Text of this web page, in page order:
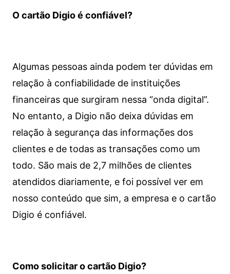
O cartão Digio é confiável?
Algumas pessoas ainda podem ter dúvidas em
relação à confiabilidade de instituições
financeiras que surgiram nessa “onda digital”.
No entanto, a Digio não deixa dúvidas em
relação à segurança das informações dos
clientes e de todas as transações como um
todo. São mais de 2,7 milhões de clientes
atendidos diariamente, e foi possível ver em
nosso conteúdo que sim, a empresa e o cartão
Digio é confiável.
Como solicitar o cartão Digio?